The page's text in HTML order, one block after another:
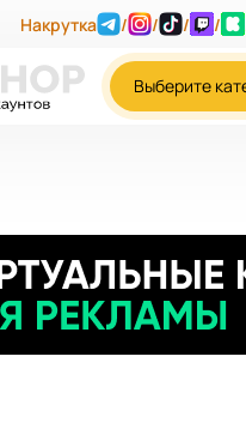
Накрутка / / / /
Выберите